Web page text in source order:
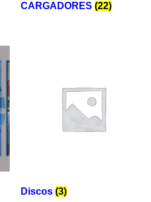
CARGADORES (22)
Discos (3)